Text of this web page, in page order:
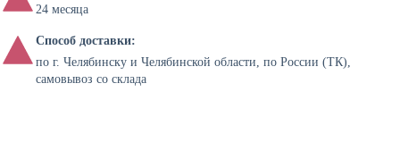
24 месяца
Способ доставки:
по г. Челябинску и Челябинской области, по России (ТК),
самовывоз со склада